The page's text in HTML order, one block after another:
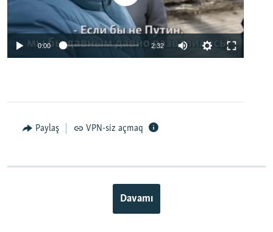
0:00 2:32
Paylaş VPN-siz açmaq
Davamı